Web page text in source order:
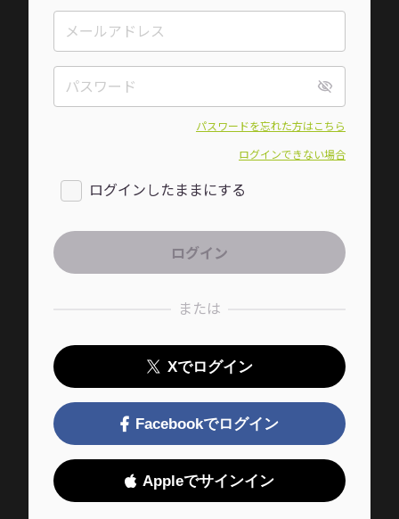
パスワードを忘れた方はこちら
ログインできない場合
ログインしたままにする
または
Xでログイン
Facebookでログイン
Appleでサインイン